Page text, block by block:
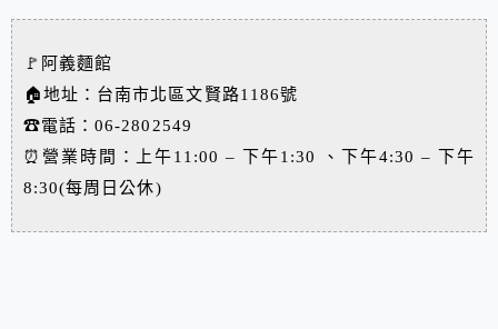
🚩阿義麵館
🏠地址：台南市北區文賢路1186號
☎電話：06-2802549
⏰營業時間：上午11:00 – 下午1:30 、下午4:30 – 下午
8:30(每周日公休)